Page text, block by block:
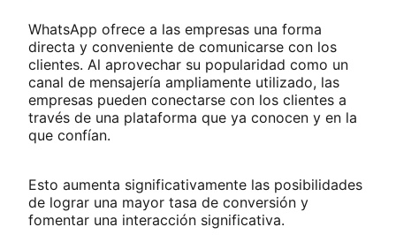
WhatsApp ofrece a las empresas una forma
directa y conveniente de comunicarse con los
clientes. Al aprovechar su popularidad como un
canal de mensajería ampliamente utilizado, las
empresas pueden conectarse con los clientes a
través de una plataforma que ya conocen y en la
que confían.
Esto aumenta significativamente las posibilidades
de lograr una mayor tasa de conversión y
fomentar una interacción significativa.